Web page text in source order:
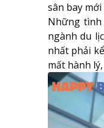
sân bay
Những tình
ngành du
nhất phải
mất hành